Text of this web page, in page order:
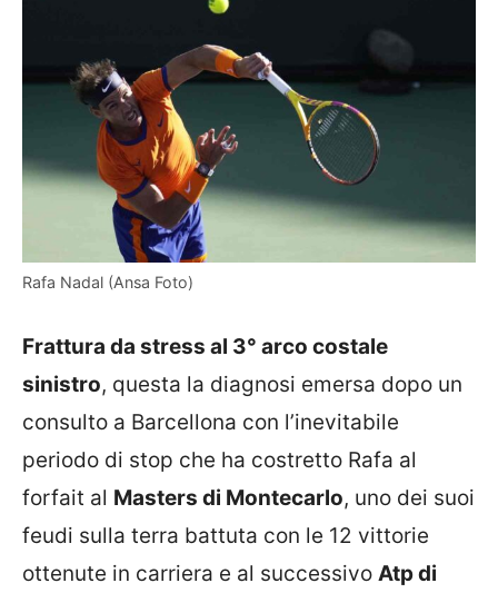
Rafa Nadal (Ansa Foto)
Frattura da stress al 3° arco costale
sinistro, questa la diagnosi emersa dopo un
consulto a Barcellona con l’inevitabile
periodo di stop che ha costretto Rafa al
forfait al Masters di Montecarlo, uno dei suoi
feudi sulla terra battuta con le 12 vittorie
ottenute in carriera e al successivo Atp di